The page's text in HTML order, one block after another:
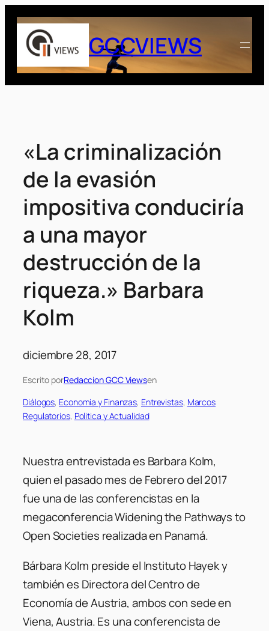
Saltar
contenido
GCCVIEWS
«La criminalización
de la evasión
impositiva conduciría
a una mayor
destrucción de la
riqueza.» Barbara
Kolm
diciembre 28, 2017
Escrito porRedaccion GCC Viewsen
Diálogos, Economia y Finanzas, Entrevistas, Marcos
Regulatorios, Politica y Actualidad
Nuestra entrevistada es Barbara Kolm,
quien el pasado mes de Febrero del 2017
fue una de las conferencistas en la
megaconferencia Widening the Pathways to
Open Societies realizada en Panamá.
Bárbara Kolm preside el Instituto Hayek y
también es Directora del Centro de
Economía de Austria, ambos con sede en
Viena, Austria. Es una conferencista de